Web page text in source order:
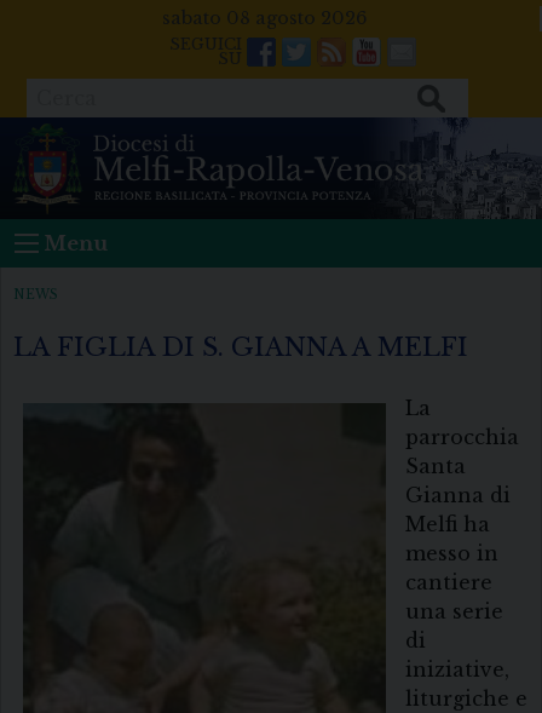
sabato 08 agosto 2026
Facebook
Twitter
FeedsYoutube
Mail
Menu
NEWS
LA FIGLIA DI S. GIANNA A MELFI
La
parrocchia
Santa
Gianna di
Melfi ha
messo in
cantiere
una serie
di
iniziative,
liturgiche e